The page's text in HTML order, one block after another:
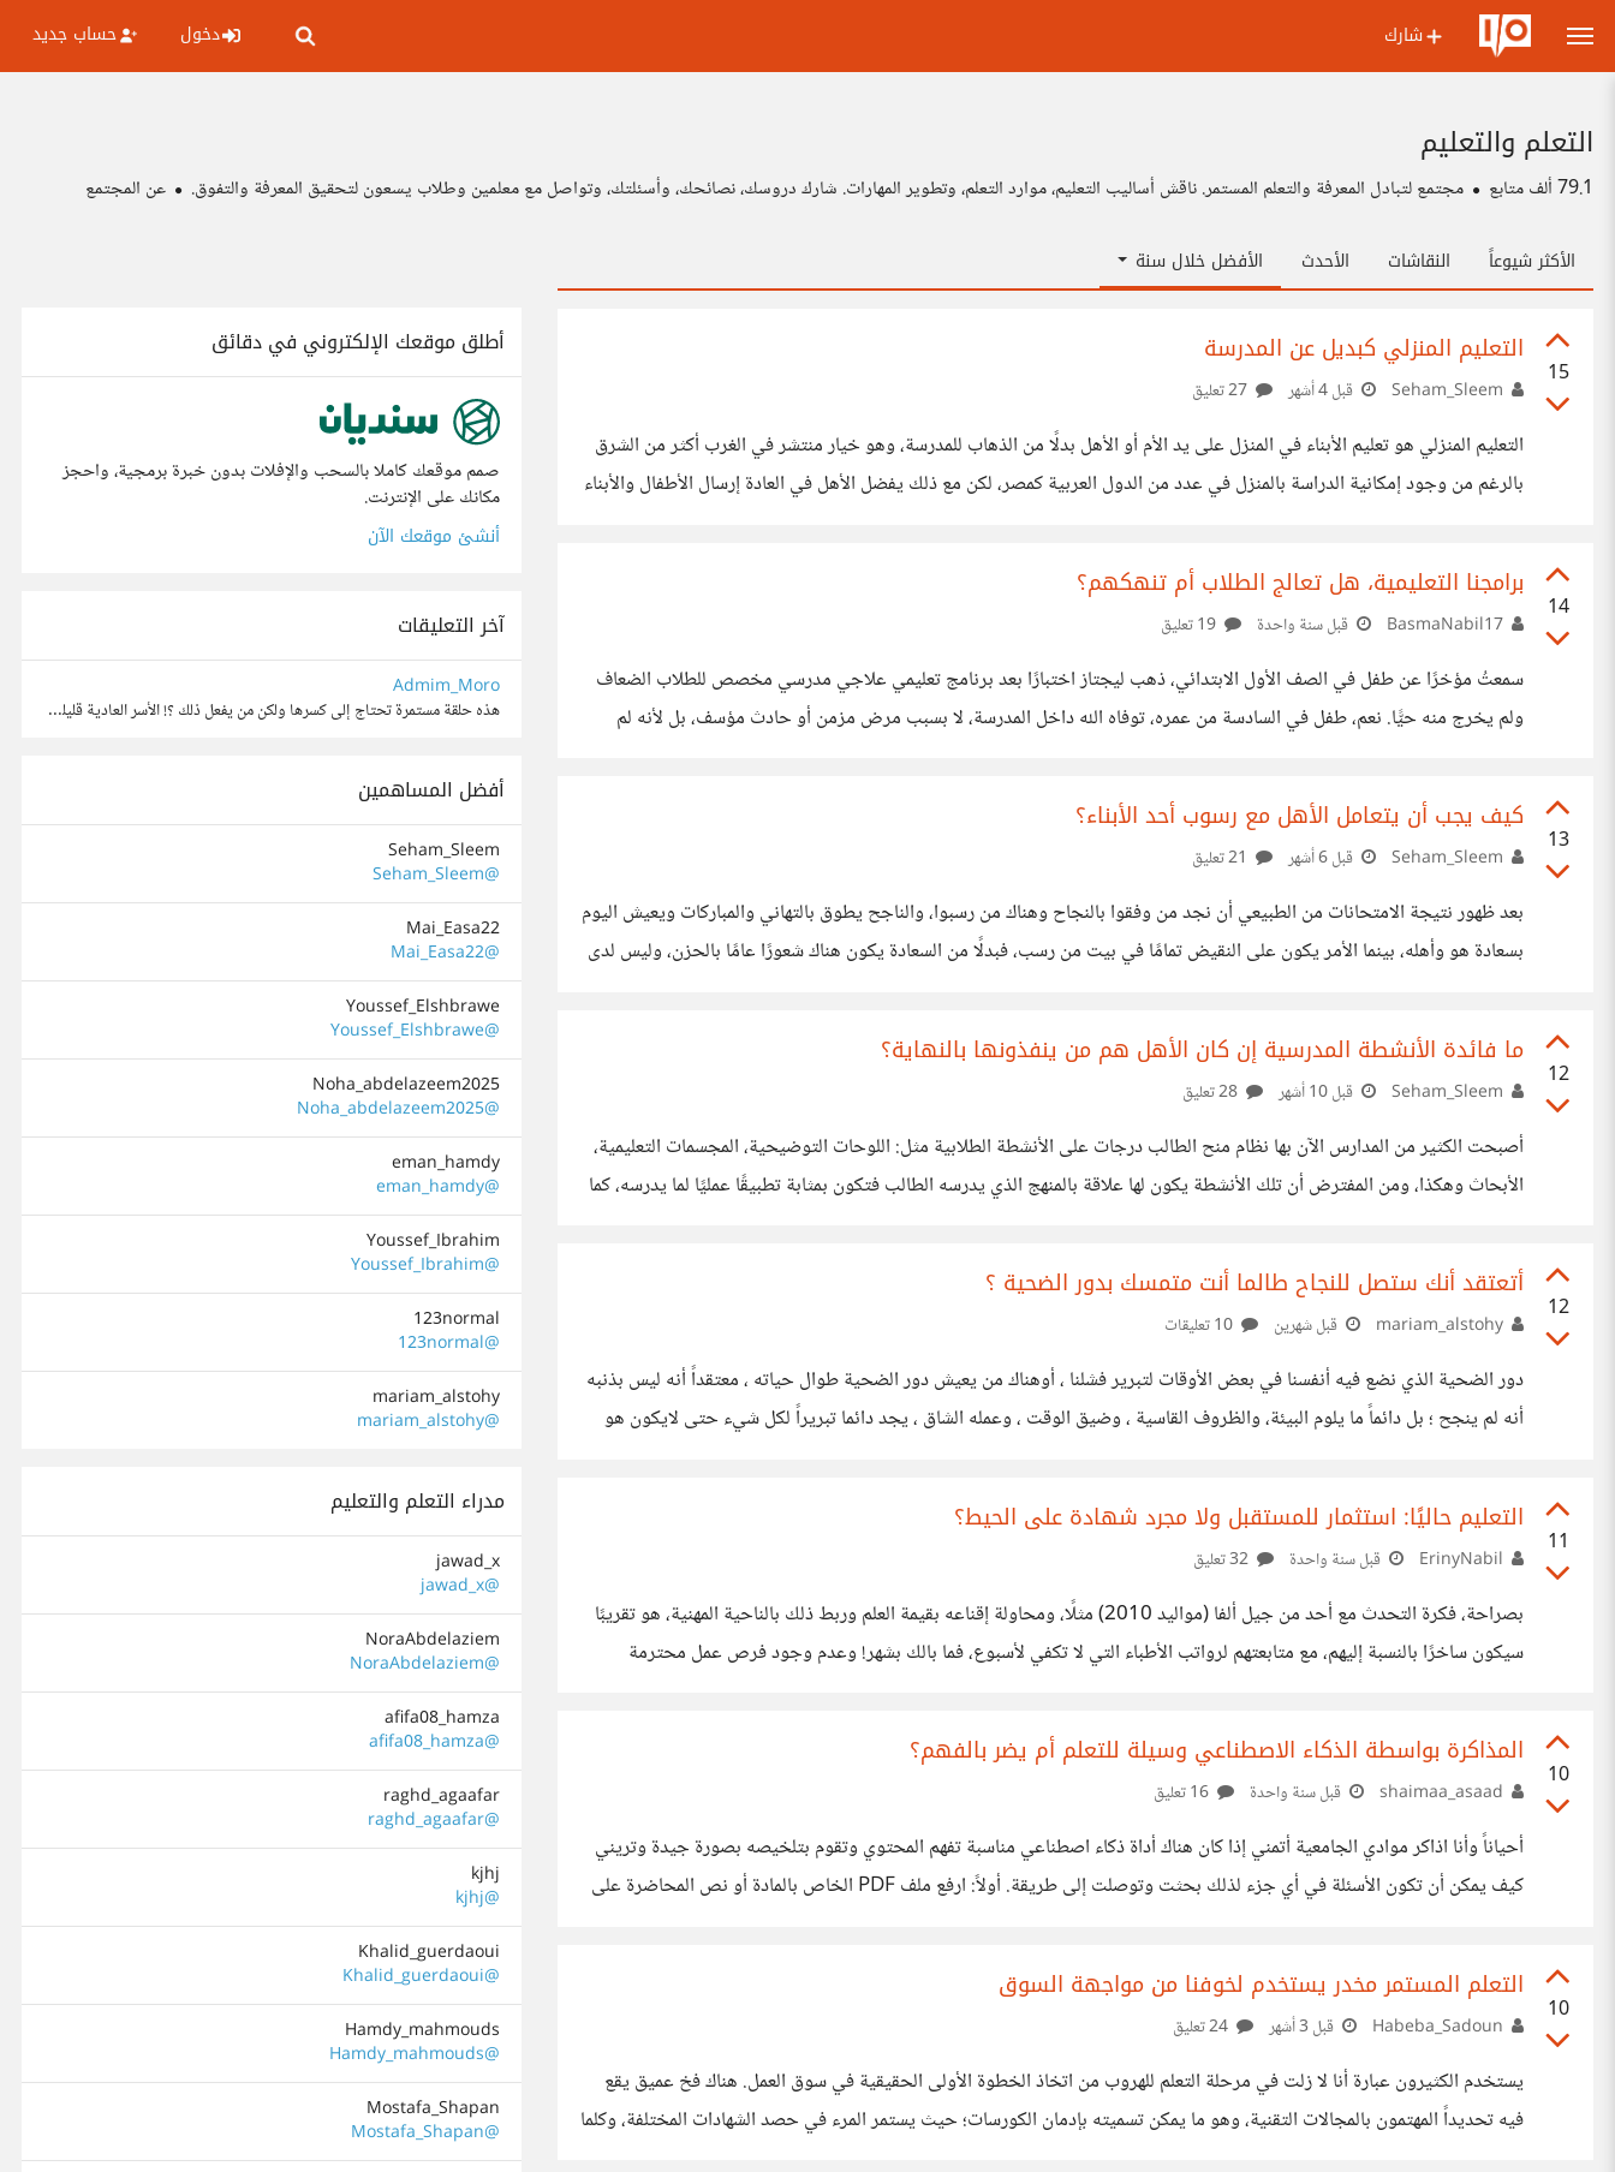
شارك دخول حساب جديد
التعلم والتعليم
79.1 ألف متابع مجتمع لتبادل المعرفة والتعلم المستمر. ناقش أساليب التعليم، موارد التعلم، وتطوير المهارات. شارك دروسك، نصائحك، وأسئلتك، وتواصل مع معلمين وطلاب يسعون لتحقيق المعرفة والتفوق. عن المجتمع
الأكثر شيوعاً النقاشات الأحدث الأفضل خلال سنة
15
التعليم المنزلي كبديل عن المدرسة
قبل 4 أشهر
التعليم المنزلي هو تعليم الأبناء في المنزل على يد الأم أو الأهل بدلًا من الذهاب للمدرسة، وهو خيار منتشر في الغرب أكثر من الشرق
بالرغم من وجود إمكانية الدراسة بالمنزل في عدد من الدول العربية كمصر، لكن مع ذلك يفضل الأهل في العادة إرسال الأطفال والأبناء
صداقات وعمل علاقات اجتماعية وما إلى ذلك. لكن أظن أنه يمكننا أن نبدأ بالتفكير
14
برامجنا التعليمية، هل تعالج الطلاب أم تنهكهم؟
قبل سنة واحدة
سمعتُ مؤخرًا عن طفل في الصف الأول الابتدائي، ذهب ليجتاز اختبارًا بعد برنامج تعليمي علاجي مدرسي مخصص للطلاب الضعاف
ولم يخرج منه حيًّا. نعم، طفل في السادسة من عمره، توفاه الله داخل المدرسة، لا بسبب مرض مزمن أو حادث مؤسف، بل لأنه لم
يُرهقهم! وهذا الاختبار شرط أساسي يجب اجتيازه بعد البرنامج التعليمي الذي يتم في الإجازة وإلا لن ينتقل
13
كيف يجب أن يتعامل الأهل مع رسوب أحد الأبناء؟
قبل 6 أشهر
بعد ظهور نتيجة الامتحانات من الطبيعي أن نجد من وفقوا بالنجاح وهناك من رسبوا، والناجح يطوق بالتهاني والمباركات ويعيش اليوم
بسعادة هو وأهله، بينما الأمر يكون على النقيض تمامًا في بيت من رسب، فبدلًا من السعادة يكون هناك شعورًا عامًا بالحزن، وليس لدى
والغريب، والأصعب هو شعورهم بضياع تعبهم هباءً بعد أن جدوا في العمل لتحصيل المال
12
ما فائدة الأنشطة المدرسية إن كان الأهل هم من ينفذونها بالنهاية؟
قبل 10 أشهر
أصبحت الكثير من المدارس الآن بها نظام منح الطالب درجات على الأنشطة الطلابية مثل: اللوحات التوضيحية، المجسمات التعليمية،
الأبحاث وهكذا، ومن المفترض أن تلك الأنشطة يكون لها علاقة بالمنهج الذي يدرسه الطالب فتكون بمثابة تطبيقًا عمليًا لما يدرسه، كما
عند دراسة الخلايا يقوم المعلم بطلب نموذجًا للخلية النباتية وآخر للخلية الحيوانية سواء على هيئة لوحة مرسومة أو مجسمة أو
ماكيت أو
12
أتعتقد أنك ستصل للنجاح طالما أنت متمسك بدور الضحية ؟
قبل شهرين
دور الضحية الذي نضع فيه أنفسنا في بعض الأوقات لتبرير فشلنا ، أوهناك من يعيش دور الضحية طوال حياته ، معتقداً أنه ليس بذنبه
أنه لم ينجح ؛ بل دائماً ما يلوم البيئة، والظروف القاسية ، وضيق الوقت ، وعمله الشاق ، يجد دائما تبريراً لكل شيء حتى لايكون هو
11
التعليم حاليًا: استثمار للمستقبل ولا مجرد شهادة على الحيط؟
قبل سنة واحدة
بصراحة، فكرة التحدث مع أحد من جيل ألفا (مواليد 2010) مثلًا، ومحاولة إقناعه بقيمة العلم وربط ذلك بالناحية المهنية، هو تقريبًا
سيكون ساخرًا بالنسبة إليهم، مع متابعتهم لرواتب الأطباء التي لا تكفي لأسبوع، فما بالك بشهر! وعدم وجود فرص عمل محترمة
من النصف الثاني من الثلاثينيات على أقل تقدير، في المقابل، هم يرون صناع المحتوى التافه، بعيدًا حتى عن التيك
10
المذاكرة بواسطة الذكاء الاصطناعي وسيلة للتعلم أم يضر بالفهم؟
قبل سنة واحدة
أحياناََ وأنا اذاكر موادي الجامعية أتمني إذا كان هناك أداة ذكاء اصطناعي مناسبة تفهم المحتوي وتقوم بتلخيصه بصورة جيدة وتريني
كيف يمكن أن تكون الأسئلة في أي جزء لذلك بحثت وتوصلت إلى طريقة. أولاً: ارفع ملف PDF الخاص بالمادة أو نص المحاضرة على
10
التعلم المستمر مخدر يستخدم لخوفنا من مواجهة السوق
قبل 3 أشهر
يستخدم الكثيرون عبارة أنا لا زلت في مرحلة التعلم للهروب من اتخاذ الخطوة الأولى الحقيقية في سوق العمل. هناك فخ عميق يقع
فيه تحديداً المهتمون بالمجالات التقنية، وهو ما يمكن تسميته بإدمان الكورسات؛ حيث يستمر المرء في حصد الشهادات المختلفة، وكلما
أطلق موقعك الإلكتروني في دقائق
صمم موقعك كاملا بالسحب والإفلات بدون خبرة برمجية، واحجز
مكانك على الإنترنت.
أنشئ موقعك الآن
آخر التعليقات
Admim_Moro
هذه حلقة مستمرة تحتاج إلى كسرها ولكن من يفعل ذلك ؟! الأسر العادية قليلة الحيلة ، ومؤسسات الدولة تتبع أوامر الجهات العليا ، والجهات العليا هي من يقوم بما تشتكي منه من التوريث لذويهم ومعارفهم وإقصاء ...
أفضل المساهمين
Seham_Sleem
@Seham_Sleem
Mai_Easa22
@Mai_Easa22
Youssef_Elshbrawe
@Youssef_Elshbrawe
Noha_abdelazeem2025
@Noha_abdelazeem2025
eman_hamdy
@eman_hamdy
Youssef_Ibrahim
@Youssef_Ibrahim
123normal
@123normal
mariam_alstohy
@mariam_alstohy
مدراء التعلم والتعليم
jawad_x
@jawad_x
NoraAbdelaziem
@NoraAbdelaziem
afifa08_hamza
@afifa08_hamza
raghd_agaafar
@raghd_agaafar
kjhj
@kjhj
Khalid_guerdaoui
@Khalid_guerdaoui
Hamdy_mahmouds
@Hamdy_mahmouds
Mostafa_Shapan
@Mostafa_Shapan